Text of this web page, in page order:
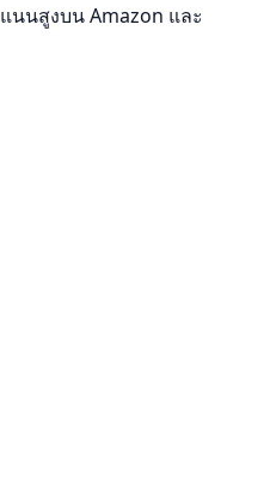
นสูงบน Amazon และ